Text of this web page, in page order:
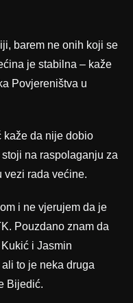
barem ne onih koji se
je stabilna – kaže
Povjereništva u
kaže da nije dobio
na raspolaganju za
vezi rada većine.
i ne vjerujem da je
Pouzdano znam da
i Jasmin
to je neka druga
Bijedić.